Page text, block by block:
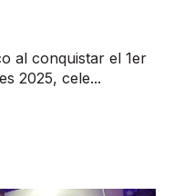
al conquistar el 1er
2025, cele...